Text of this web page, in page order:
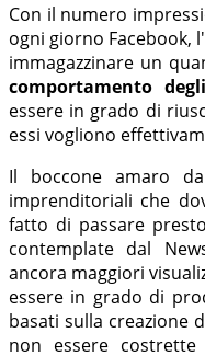
Con il numero
ogni giorno Facebook,
immagazzinare un
comportamento
essere in grado di
essi vogliono
Il boccone amaro
imprenditoriali che
fatto di passare
contemplate dal
ancora maggiori
essere in grado di
basati sulla creazione
non essere